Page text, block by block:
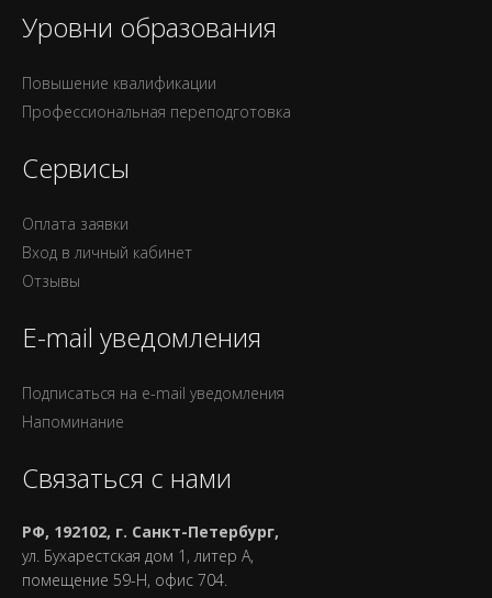
Уровни образования
Повышение квалификации
Профессиональная переподготовка
Сервисы
Оплата заявки
Вход в личный кабинет
Отзывы
E-mail уведомления
Подписаться на e-mail уведомления
Напоминание
Связаться с нами
РФ, 192102, г. Санкт-Петербург,
ул. Бухарестская дом 1, литер А,
помещение 59-Н, офис 704.